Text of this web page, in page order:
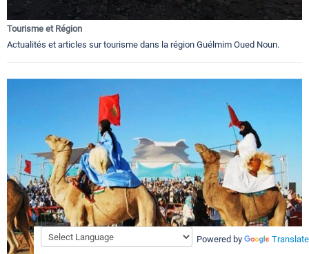
Tourisme et Région
Actualités et articles sur tourisme dans la région Guélmim Oued Noun.
Powered by Translate